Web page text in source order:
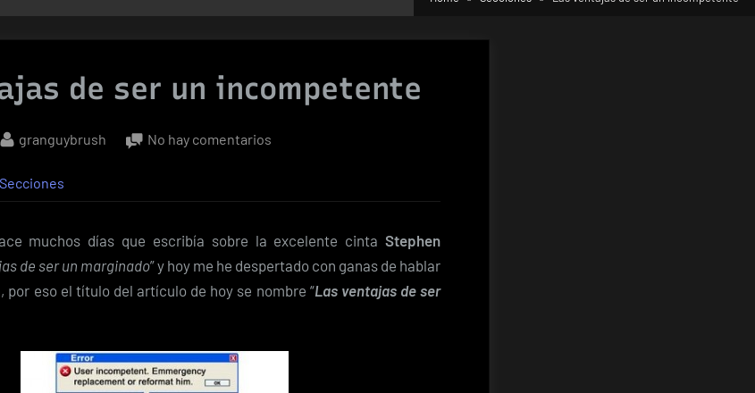
de ser un incompetente
By
granguybrush No hay comentarios
un
incompetente
Secciones
muchos días que escribía sobre la excelente cinta Stephen
de ser un marginado” y hoy me he despertado con ganas de hablar
por eso el título del artículo de hoy se nombre “Las ventajas de ser